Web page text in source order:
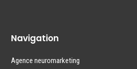
Navigation
Agence neuromarketing